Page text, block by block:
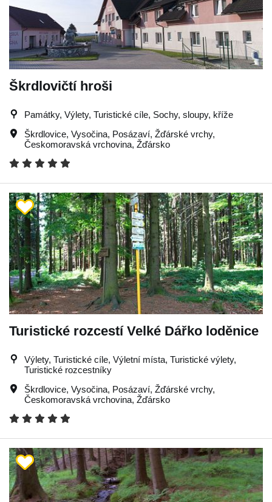
Škrdlovičtí hroši
Památky, Výlety, Turistické cíle, Sochy, sloupy, kříže
Škrdlovice, Vysočina, Posázaví, Žďárské vrchy,
Českomoravská vrchovina, Žďársko
Turistické rozcestí Velké Dářko loděnice
Výlety, Turistické cíle, Výletní místa, Turistické výlety,
Turistické rozcestníky
Škrdlovice, Vysočina, Posázaví, Žďárské vrchy,
Českomoravská vrchovina, Žďársko